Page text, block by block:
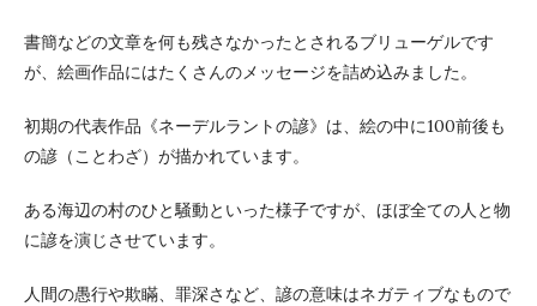
書簡などの文章を何も残さなかったとされるブリューゲルです
が、絵画作品にはたくさんのメッセージを詰め込みました。
初期の代表作品《ネーデルラントの諺》は、絵の中に100前後も
の諺（ことわざ）が描かれています。
ある海辺の村のひと騒動といった様子ですが、ほぼ全ての人と物
に諺を演じさせています。
人間の愚行や欺瞞、罪深さなど、諺の意味はネガティブなもので